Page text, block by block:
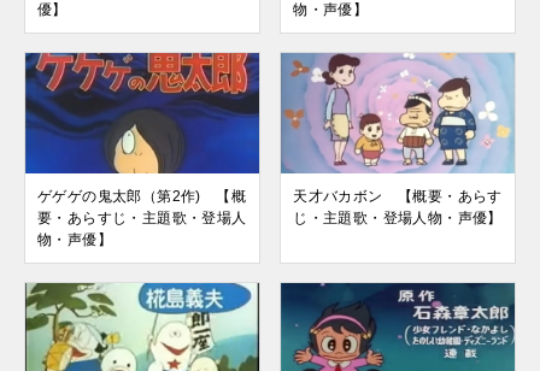
優】
物・声優】
ゲゲゲの鬼太郎（第2作) 【概
要・あらすじ・主題歌・登場人
物・声優】
天才バカボン 【概要・あらす
じ・主題歌・登場人物・声優】